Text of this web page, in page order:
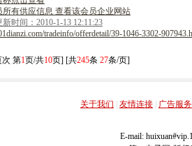
所有供应信息 查看该会员企业网站
时间：2010-1-13 12:11:23
tradeinfo/offerdetail/39-1046-3302-
第1页/共10页] [共245条 27条/页]
关于我们 友情连接 广告服务
E-mail: